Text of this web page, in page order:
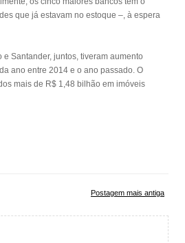
que já estavam no estoque –, à espera
Santander, juntos, tiveram aumento
ano entre 2014 e o ano passado. O
mais de R$ 1,48 bilhão em imóveis
Postagem mais antiga